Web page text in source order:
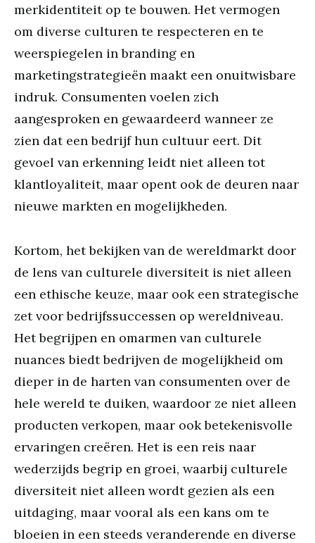
merkidentiteit op te bouwen. Het vermogen
om diverse culturen te respecteren en te
weerspiegelen in branding en
marketingstrategieën maakt een onuitwisbare
indruk. Consumenten voelen zich
aangesproken en gewaardeerd wanneer ze
zien dat een bedrijf hun cultuur eert. Dit
gevoel van erkenning leidt niet alleen tot
klantloyaliteit, maar opent ook de deuren naar
nieuwe markten en mogelijkheden.
Kortom, het bekijken van de wereldmarkt door
de lens van culturele diversiteit is niet alleen
een ethische keuze, maar ook een strategische
zet voor bedrijfssuccessen op wereldniveau.
Het begrijpen en omarmen van culturele
nuances biedt bedrijven de mogelijkheid om
dieper in de harten van consumenten over de
hele wereld te duiken, waardoor ze niet alleen
producten verkopen, maar ook betekenisvolle
ervaringen creëren. Het is een reis naar
wederzijds begrip en groei, waarbij culturele
diversiteit niet alleen wordt gezien als een
uitdaging, maar vooral als een kans om te
bloeien in een steeds veranderende en diverse